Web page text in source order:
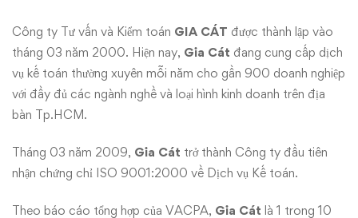
TỔNG
HỢP
tại
CTY
Kiểm
Công ty Tư vấn và Kiểm toán GIA CÁT được thành lập vào
tháng 03 năm 2000. Hiện nay, Gia Cát đang cung cấp dịch
vụ kế toán thường xuyên mỗi năm cho gần 900 doanh nghiệp
với đầy đủ các ngành nghề và loại hình kinh doanh trên địa
bàn Tp.HCM.
Tháng 03 năm 2009, Gia Cát trở thành Công ty đầu tiên
nhận chứng chỉ ISO 9001:2000 về Dịch vụ Kế toán.
Theo báo cáo tổng hợp của VACPA, Gia Cát là 1 trong 10